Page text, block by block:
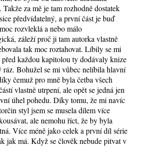
Takže za mě je tam rozhodně dostatek
předvídatelný, a první část je buď
rozvleklá a nebo málo
záleží proč ji tam autorka vlastně
tak moc roztahovat. Líbily se mi
každou kapitolou ty dodávaly knize
ráz. Bohužel se mi vůbec nelíbila hlavní
čemuž pro mně byla četba všech
vlastně utrpení, ale opět se jedná jen
úhel pohedu. Díky tomu, že mi navíc
styl jsem se musela dílem více
ale nemohu říct, že by byla
Více méně jako celek a první díl série
jak má. Když se člověk nebude pitvat v